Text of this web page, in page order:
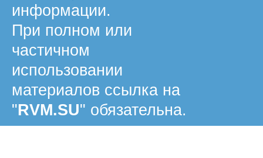
информации.
При полном или
частичном
использовании
материалов ссылка на
"RVM.SU" обязательна.